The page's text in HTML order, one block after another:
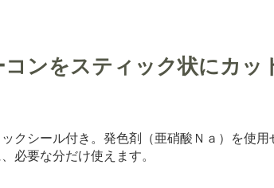
ンをスティック状にカッ
クシール付き。発色剤（亜硝酸Ｎａ）を使
必要な分だけ使えます。